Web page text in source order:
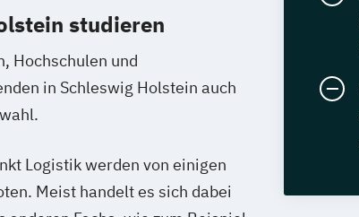
studieren
Hochschulen und
in Schleswig Holstein auch
Logistik werden von einigen
Meist handelt es sich dabei